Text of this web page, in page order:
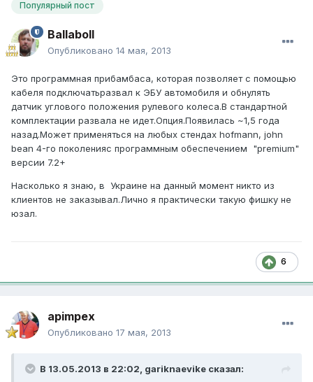
Популярный пост
Ballaboll
Опубликовано 14 мая, 2013
Это программная прибамбаса, которая позволяет с помощью
кабеля подключатьразвал к ЭБУ автомобиля и обнулять
датчик углового положения рулевого колеса.В стандартной
комплектации развала не идет.Опция.Появилась ~1,5 года
назад.Может применяться на любых стендах hofmann, john
bean 4-го поколенияс программным обеспечением "premium"
версии 7.2+
Насколько я знаю, в Украине на данный момент никто из
клиентов не заказывал.Лично я практически такую фишку не
юзал.
6
apimpex
Опубликовано 17 мая, 2013
В 13.05.2013 в 22:02, gariknaevike сказал: